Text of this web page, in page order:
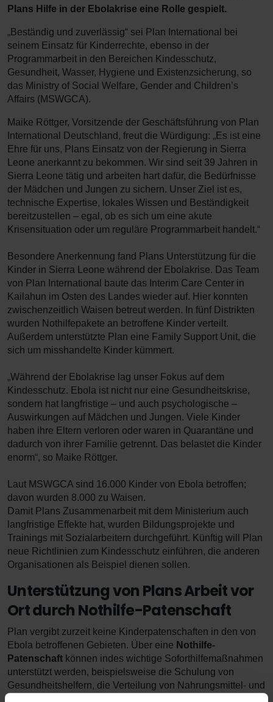
Plans Hilfe in der Ebolakrise eine Rolle gespielt.
„Beständig und zuverlässig“ sei Plan International bei
seinem Einsatz für Kinderrechte, ebenso in der
Programmarbeit in den Bereichen Kindesschutz,
Gesundheit, Wasser, Hygiene und Existenzsicherung, so
das Ministry of Social Welfare, Gender and Children’s
Affairs (MSWGCA).
Maike Röttger, Vorsitzende der Geschäftsführung von Plan
International Deutschland, freut die Würdigung: „Es ist eine
Ehre für uns, Plans Einsatz von der Regierung in Sierra
Leone anerkannt zu bekommen. Wir sind seit 39 Jahren in
Sierra Leone tätig und arbeiten hart dafür, die Bedürfnisse
der Mädchen und Jungen zu sichern. Unser Ziel ist es,
technische Expertise, lokales Wissen und Beständigkeit
bereitzustellen – egal, ob es sich um eine akute
Krisensituation oder um reguläre Programmarbeit handelt.“
Besondere Anerkennung fand Plans Unterstützung für die
Kinder in Sierra Leone während der Ebolakrise. Das Team
von Plan International baute das Interim Care Center in
Kailahun im Osten des Landes wieder auf. Hier konnten
zwischenzeitlich Waisen betreut werden. In fünf Distrikten
wurden Nothilfepakete an betroffene Kinder verteilt.
Außerdem unterstützte Plan eine Family Support Unit, die
sich um misshandelte Kinder kümmert.
„Während der Ebolakrise lag unser Fokus auf dem
Kindesschutz. Ebola ist nicht nur eine Gesundheitskrise,
sondern hat langfristige – und auch psychologische –
Auswirkungen auf Mädchen und Jungen. Viele Kinder
haben ihre Eltern verloren oder waren in Quarantäne und
dadurch von ihrer Familie getrennt. Das belastet die Kinder
enorm“, so Maike Röttger.
Laut MSWGCA sind 16.000 Kinder von Ebola betroffen;
davon wurden 8.000 zu Waisen.
Damit Plans Zusammenarbeit mit dem Ministerium auch
langfristige Effekte hat, wurden Bildungsprojekte und
Trainings mit Sozialarbeitern durchgeführt. Künftig will Plan
neue Richtlinien zum Kindesschutz einführen, die anderen
Organisationen als Beispiel dienen sollen.
Unterstützung von Plans Arbeit vor
Ort durch Nothilfe-Patenschaft
Plan vergibt zurzeit keine Kinderpatenschaften in den von
Ebola betroffenen Gebieten. Über eine Nothilfe-
Patenschaft können indes wichtige Soforthilfemaßnahmen
unterstützt werden, beispielsweise die Schulung von
Gesundheitshelfern, die Verteilung von Nahrungsmittel- und